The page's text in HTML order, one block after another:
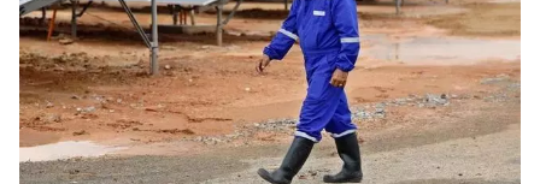
Presentación de ‘Un camino de medio siglo’, de
Leonardo Padura